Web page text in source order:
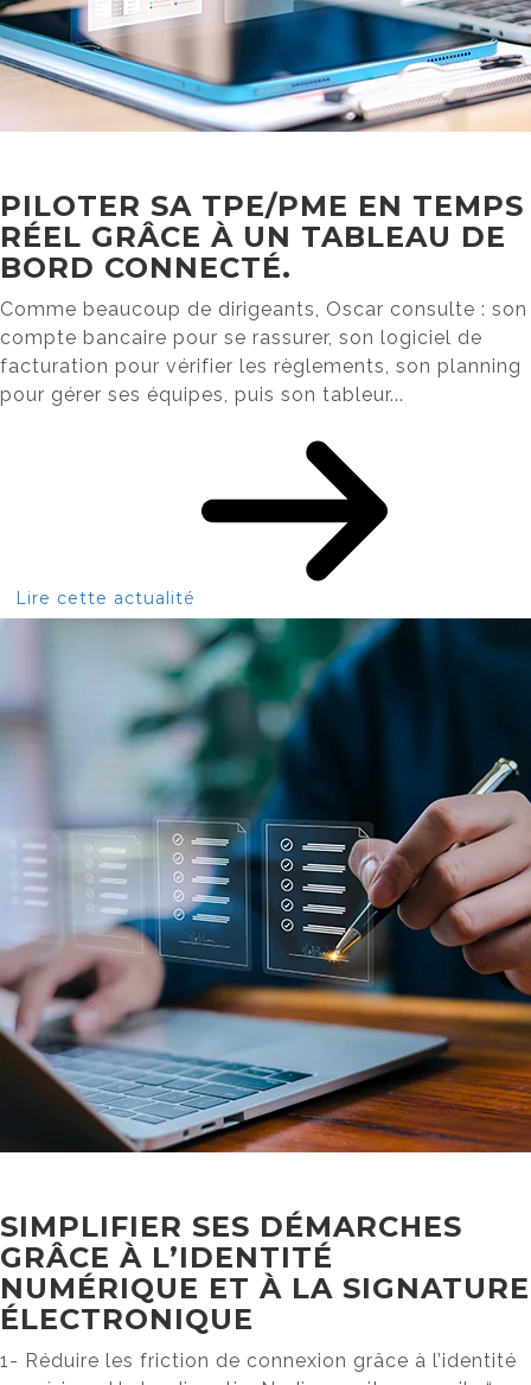
PILOTER SA TPE/PME EN TEMPS
RÉEL GRÂCE À UN TABLEAU DE
BORD CONNECTÉ.
Comme beaucoup de dirigeants, Oscar consulte : son
compte bancaire pour se rassurer, son logiciel de
facturation pour vérifier les règlements, son planning
pour gérer ses équipes, puis son tableur...
Lire cette actualité
SIMPLIFIER SES DÉMARCHES
GRÂCE À L’IDENTITÉ
NUMÉRIQUE ET À LA SIGNATURE
ÉLECTRONIQUE
1- Réduire les friction de connexion grâce à l’identité